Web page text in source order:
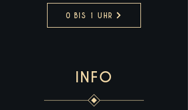
0 BIS 1 UHR
INFO